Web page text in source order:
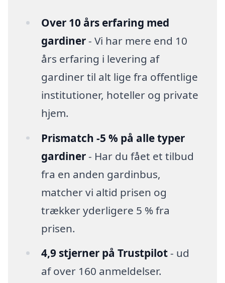
Over 10 års erfaring med
gardiner- Vi har mere end 10
års erfaring i levering af
gardiner til alt lige fra offentlige
institutioner, hoteller og private
hjem.
Prismatch -5 % på alle typer
gardiner- Har du fået et tilbud
fra en anden gardinbus,
matcher vi altid prisen og
trækker yderligere 5 % fra
prisen.
4,9 stjerner på Trustpilot- ud
af over 160 anmeldelser.